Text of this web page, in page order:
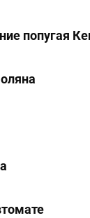
попугая